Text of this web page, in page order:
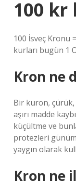
100 kr
100 İsveç Kronu
kurları bugün 1
Kron ne
Bir kuron, çürük,
aşırı madde
küçültme ve
protezleri
yaygın olarak
Kron ne